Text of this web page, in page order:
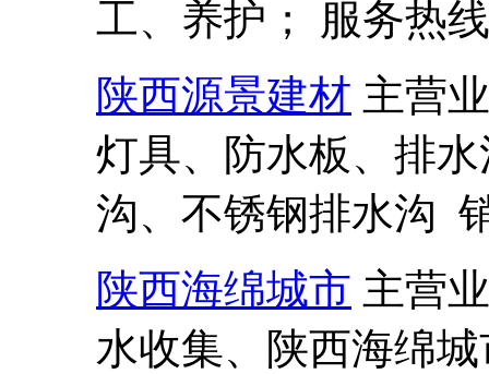
工、养护； 服务热
陕西源景建材 主营
灯具、防水板、排
沟、不锈钢排水沟
陕西海绵城市 主营
水收集、陕西海绵